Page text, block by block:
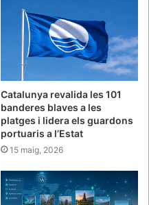
Catalunya revalida les 101
banderes blaves a les
platges i lidera els guardons
portuaris a l’Estat
15 maig, 2026